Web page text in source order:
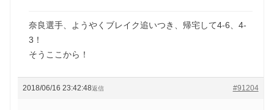
奈良選手、ようやくブレイク追いつき、帰宅して4-6、4-
3！
そうここから！
2018/06/16 23:42:48 #91204
返信